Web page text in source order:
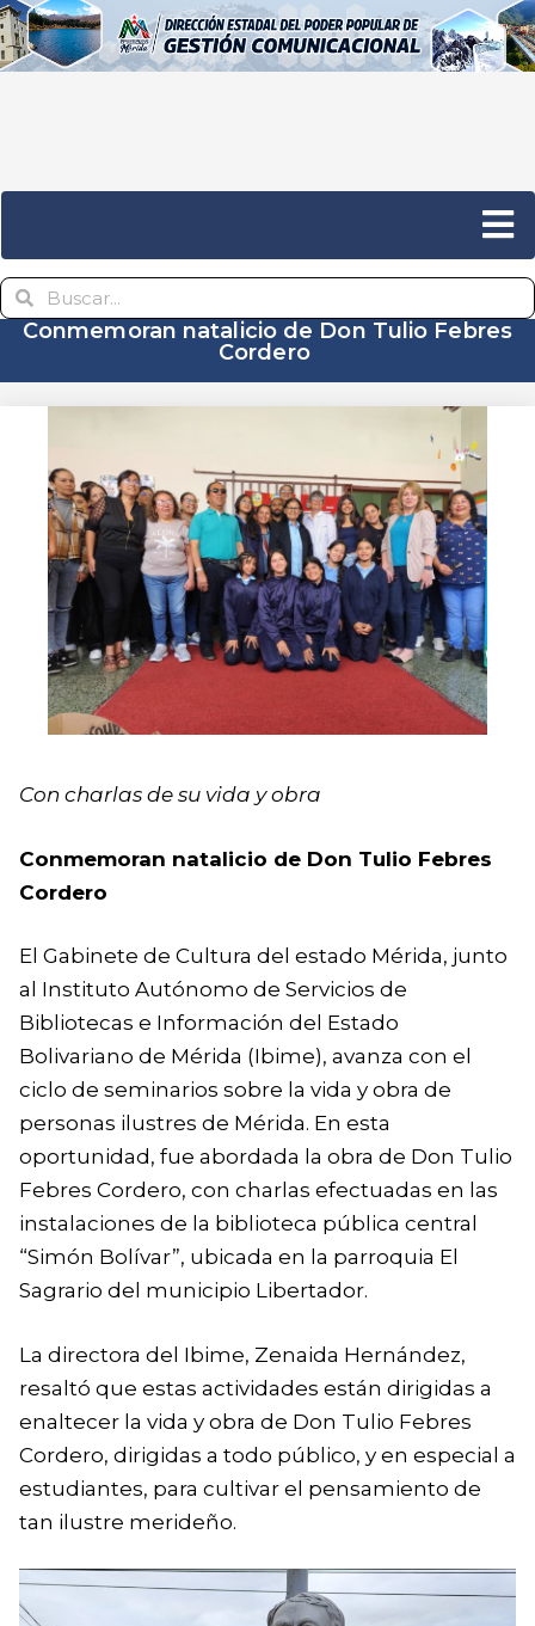
Conmemoran natalicio de Don Tulio Febres
Cordero
Con charlas de su vida y obra
Conmemoran natalicio de Don Tulio Febres
Cordero
El Gabinete de Cultura del estado Mérida, junto
al Instituto Autónomo de Servicios de
Bibliotecas e Información del Estado
Bolivariano de Mérida (Ibime), avanza con el
ciclo de seminarios sobre la vida y obra de
personas ilustres de Mérida. En esta
oportunidad, fue abordada la obra de Don Tulio
Febres Cordero, con charlas efectuadas en las
instalaciones de la biblioteca pública central
“Simón Bolívar”, ubicada en la parroquia El
Sagrario del municipio Libertador.
La directora del Ibime, Zenaida Hernández,
resaltó que estas actividades están dirigidas a
enaltecer la vida y obra de Don Tulio Febres
Cordero, dirigidas a todo público, y en especial a
estudiantes, para cultivar el pensamiento de
tan ilustre merideño.